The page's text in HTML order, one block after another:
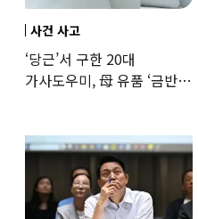
사건 사고
‘당근’서 구한 20대
가사도우미, 母 유품 ‘금반지